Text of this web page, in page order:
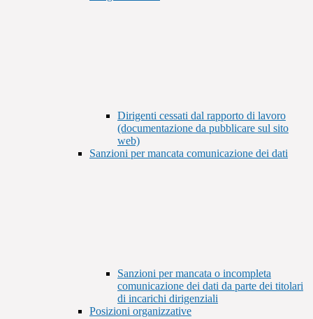
Dirigenti cessati dal rapporto di lavoro
(documentazione da pubblicare sul sito
web)
Sanzioni per mancata comunicazione dei dati
Sanzioni per mancata o incompleta
comunicazione dei dati da parte dei titolari
di incarichi dirigenziali
Posizioni organizzative